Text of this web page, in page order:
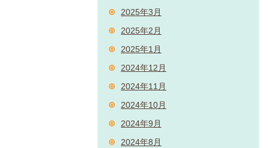
2025年3月
2025年2月
2025年1月
2024年12月
2024年11月
2024年10月
2024年9月
2024年8月